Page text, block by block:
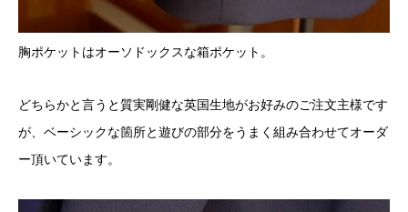
胸ポケットはオーソドックスな箱ポケット。
どちらかと言うと質実剛健な英国生地がお好みのご注文主様です
が、ベーシックな箇所と遊びの部分をうまく組み合わせてオーダ
ー頂いています。